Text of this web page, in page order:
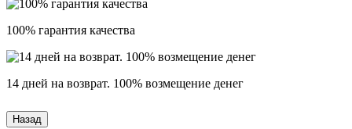
100% гарантия качества
14 дней на возврат. 100% возмещение денег